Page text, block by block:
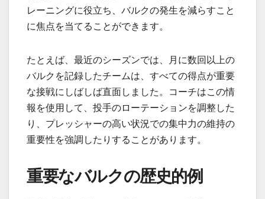
レーニングに役立ち、バルクの発生を減らすこと
に焦点を当てることができます。
たとえば、最近のシーズンでは、月に数回以上の
バルクを記録したチームは、すべての得点が重要
な接戦にしばしば直面しました。コーチはこの情
報を使用して、投手のローテーションを調整した
り、プレッシャーの高い状況での集中力の維持の
重要性を強調したりすることがあります。
重要なバルクの歴史的例